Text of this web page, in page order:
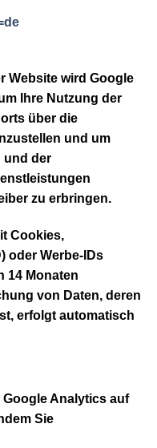
Website wird Google
Ihre Nutzung der
über die
und um
und der
zu erbringen.
Cookies,
oder Werbe-IDs
14 Monaten
von Daten, deren
erfolgt automatisch
Analytics auf
Sie